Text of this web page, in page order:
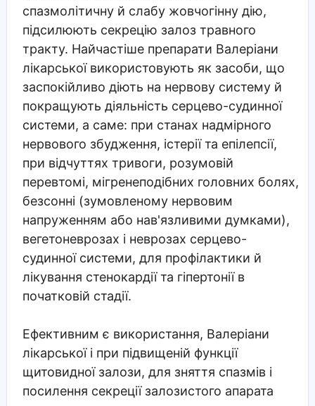
спазмолітичну й слабу жовчогінну дію,
підсилюють секрецію залоз травного
тракту. Найчастіше препарати Валеріани
лікарської використовують як засоби, що
заспокійливо діють на нервову систему й
покращують діяльність серцево-судинної
системи, а саме: при станах надмірного
нервового збудження, істерії та епілепсії,
при відчуттях тривоги, розумовій
перевтомі, мігренеподібних головних болях,
безсонні (зумовленому нервовим
напруженням або нав'язливими думками),
вегетоневрозах і неврозах серцево-
судинної системи, для профілактики й
лікування стенокардії та гіпертонії в
початковій стадії.
Ефективним є використання, Валеріани
лікарської і при підвищеній функції
щитовидної залози, для зняття спазмів і
посилення секреції залозистого апарата